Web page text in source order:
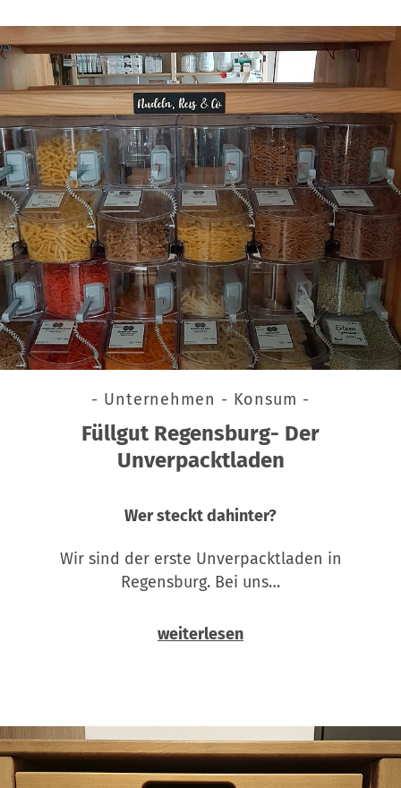
- Unternehmen - Konsum -
Füllgut Regensburg- Der
Unverpacktladen
Wer steckt dahinter?
Wir sind der erste Unverpacktladen in
Regensburg. Bei uns…
weiterlesen